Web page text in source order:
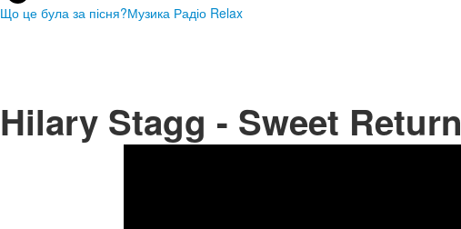
Що це була за пісня?Музика Радіо Relax
Hilary Stagg - Sweet Return